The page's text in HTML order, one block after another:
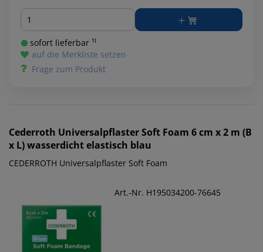
Menge
sofort lieferbar ¹⁾
auf die Merkliste setzen
Frage zum Produkt
Cederroth Universalpflaster Soft Foam 6 cm x 2 m (B
x L) wasserdicht elastisch blau
CEDERROTH Universalpflaster Soft Foam
Art.-Nr. H195034200-76645